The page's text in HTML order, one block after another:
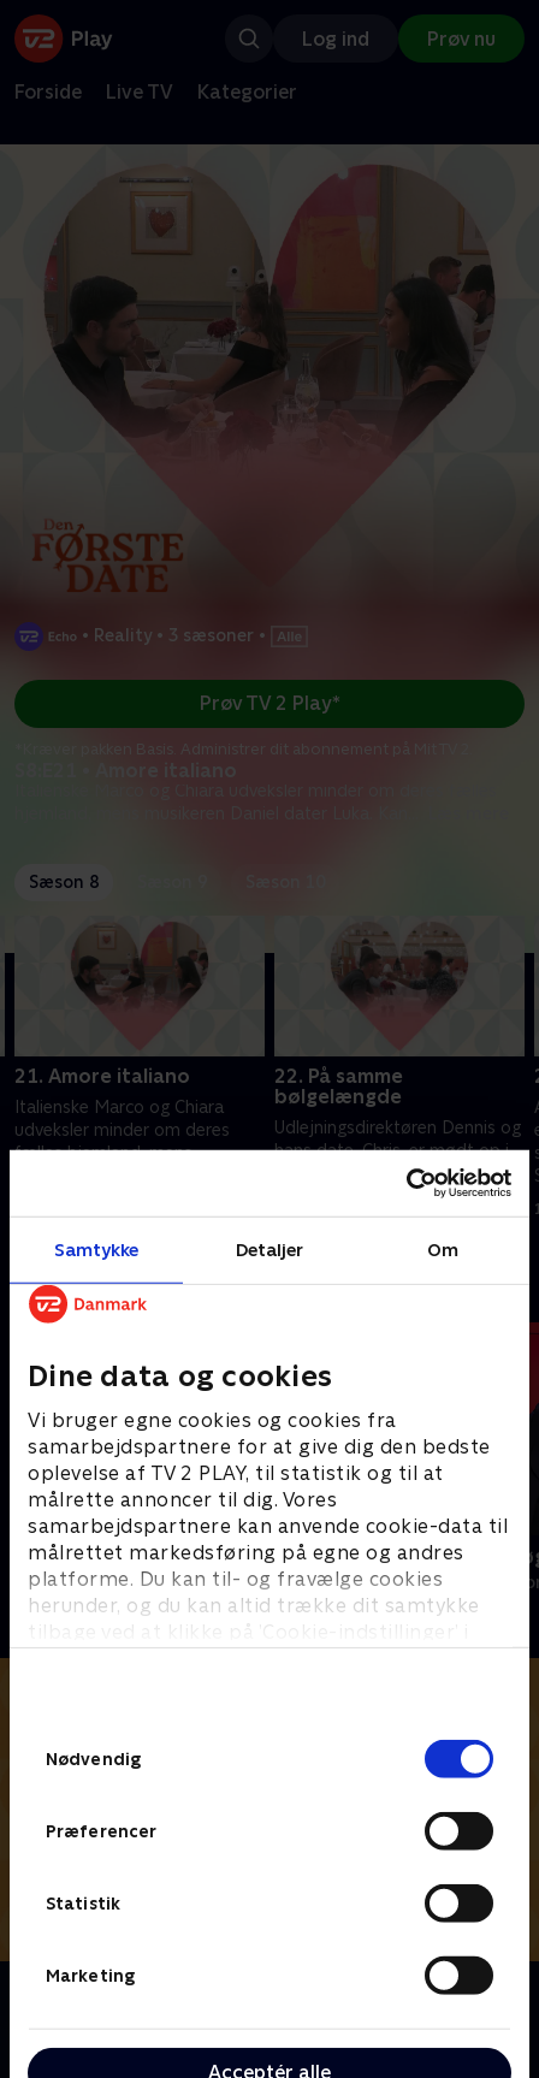
Samtykke Detaljer Om
Dine data og cookies
Vi bruger egne cookies og cookies fra
samarbejdspartnere for at give dig den bedste
oplevelse af TV 2 PLAY, til statistik og til at
målrette annoncer til dig. Vores
samarbejdspartnere kan anvende cookie-data til
målrettet markedsføring på egne og andres
platforme. Du kan til- og fravælge cookies
herunder, og du kan altid trække dit samtykke
tilbage ved at klikke på ’Cookie-indstillinger’ i
Nødvendig
Præferencer
Statistik
Marketing
Acceptér alle
Log ind Prøv nu
Forside Live TV Kategorier
• Reality • 3 sæsoner •
Prøv TV 2 Play*
*Kræver pakken Basis. Administrer dit abonnement på Mit TV 2.
Sæson 8
21. Amore italiano
Italienske Marco og Chiara
udveksler minder om deres
fælles hjemland, mens
side frem?
22. På samme
bølgelængde
Udlejningsdirektøren Dennis og
hans date, Chris, er mødt op i
de samme sko – er det et
tegn? Enken Cora fortæller sin
date, at hun hader teknologi.
Andre så også
Landmand søger kærlighed
Reality • 13 sæsoner
Date mig
Reality • 7
modige singler mødes for første gang til en